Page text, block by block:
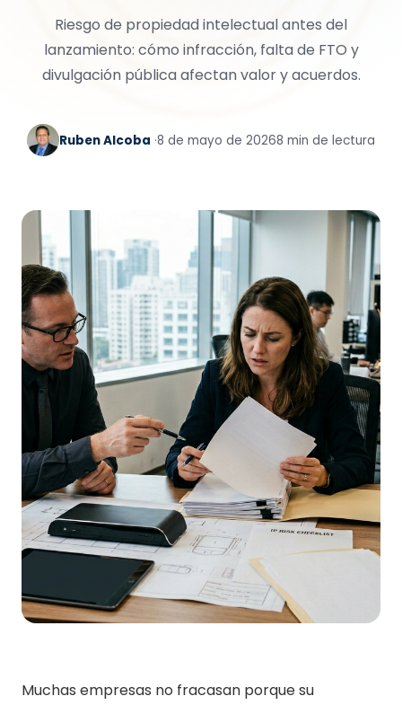
Riesgo de propiedad intelectual antes del
lanzamiento: cómo infracción, falta de FTO y
divulgación pública afectan valor y acuerdos.
Ruben Alcoba ·8 de mayo de 20268 min de lectura
Muchas empresas no fracasan porque su